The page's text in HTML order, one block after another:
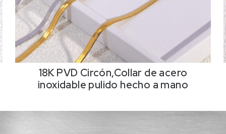
18K PVD Circón,Collar de acero
inoxidable pulido hecho a mano